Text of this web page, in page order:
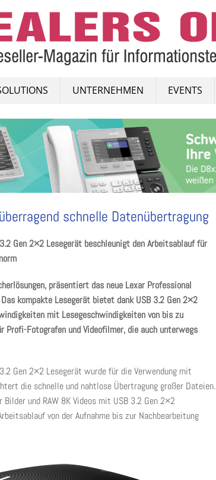
UNTERNEHMEN EVENTS
schnelle Datenübertragung
Gen 2×2 Lesegerät beschleunigt den Arbeitsablauf für
präsentiert das neue Lexar Professional
kompakte Lesegerät bietet dank USB 3.2 Gen 2×2
mit Lesegeschwindigkeiten von bis zu
Fotografen und Videofilmer, die auch unterwegs
Gen 2×2 Lesegerät wurde für die Verwendung mit
die schnelle und nahtlose Übertragung großer Dateien.
und RAW 8K Videos mit USB 3.2 Gen 2×2
von der Aufnahme bis zur Nachbearbeitung